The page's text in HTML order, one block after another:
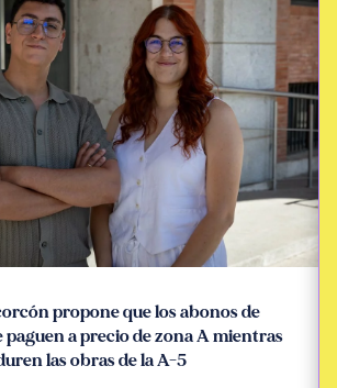
propone que los abonos de
a precio de zona A mientras
las obras de la A-5